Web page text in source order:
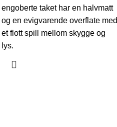
engoberte taket har en halvmatt
og en evigvarende overflate med
et flott spill mellom skygge og
lys.